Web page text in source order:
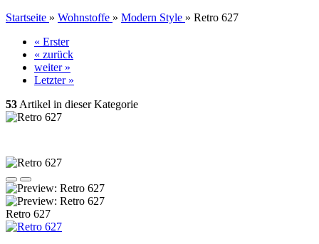
Startseite » Wohnstoffe » Modern Style » Retro 627
« Erster
« zurück
weiter »
Letzter »
53 Artikel in dieser Kategorie
Retro 627